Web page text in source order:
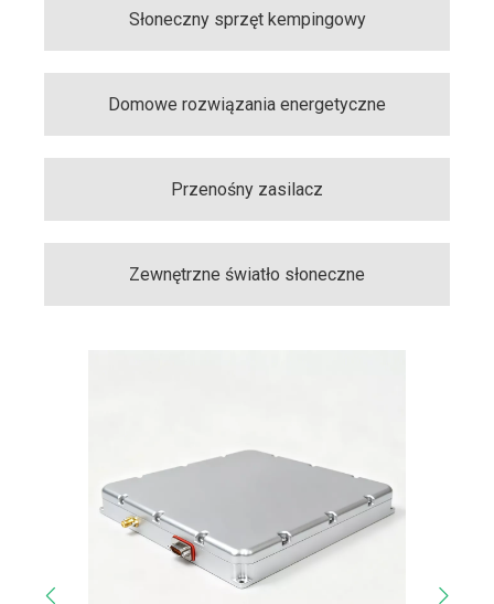
Słoneczny sprzęt kempingowy
Domowe rozwiązania energetyczne
Przenośny zasilacz
Zewnętrzne światło słoneczne